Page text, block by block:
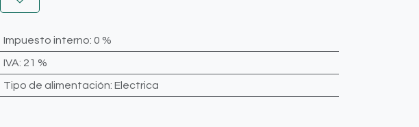
Impuesto interno: 0 %
IVA: 21 %
Tipo de alimentación: Electrica